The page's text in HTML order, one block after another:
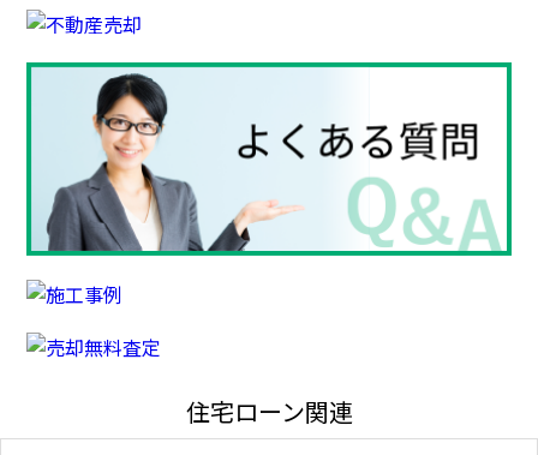
住宅ローン関連